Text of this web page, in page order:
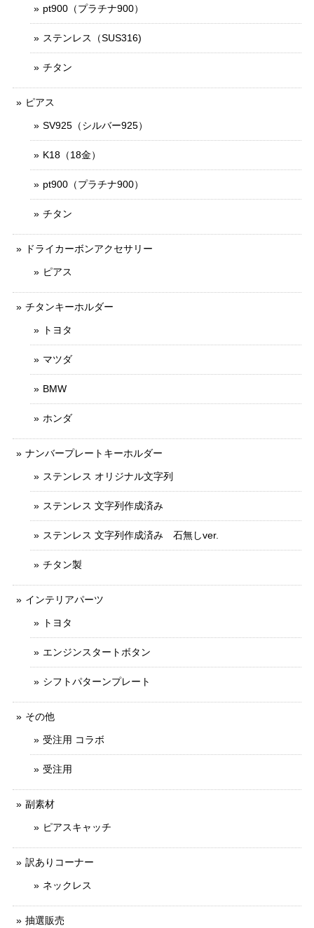
pt900（プラチナ900）
ステンレス（SUS316)
チタン
ピアス
SV925（シルバー925）
K18（18金）
pt900（プラチナ900）
チタン
ドライカーボンアクセサリー
ピアス
チタンキーホルダー
トヨタ
マツダ
BMW
ホンダ
ナンバープレートキーホルダー
ステンレス オリジナル文字列
ステンレス 文字列作成済み
ステンレス 文字列作成済み 石無しver.
チタン製
インテリアパーツ
トヨタ
エンジンスタートボタン
シフトパターンプレート
その他
受注用 コラボ
受注用
副素材
ピアスキャッチ
訳ありコーナー
ネックレス
抽選販売